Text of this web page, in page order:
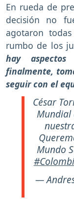
En rueda de
decisión no
agotaron
rumbo de los
hay
finalmente,
seguir con el
César
Mundial
Mundo
—